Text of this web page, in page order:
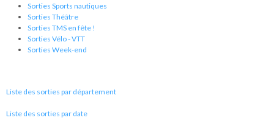
Sorties Sports nautiques
Sorties Théâtre
Sorties TMS en fête !
Sorties Vélo - VTT
Sorties Week-end
Liste des sorties par département
Liste des sorties par date